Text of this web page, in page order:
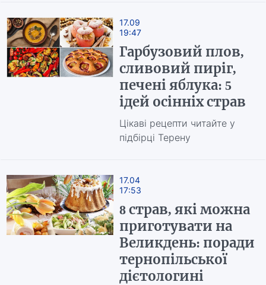
17.09
19:47
Гарбузовий плов,
сливовий пиріг,
печені яблука: 5
ідей осінніх страв
Цікаві рецепти читайте у
підбірці Терену
17.04
17:53
8 страв, які можна
приготувати на
Великдень: поради
тернопільської
дієтологині